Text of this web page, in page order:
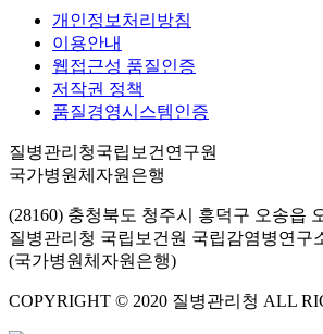
개인정보처리방침
이용안내
웹접근성 품질인증
저작권 정책
품질경영시스템인증
질병관리청국립보건연구원
국가병원체자원은행
(28160) 충청북도 청주시 흥덕구 오송읍
질병관리청 국립보건원 국립감염병연구
(국가병원체자원은행)
COPYRIGHT © 2020 질병관리청 ALL